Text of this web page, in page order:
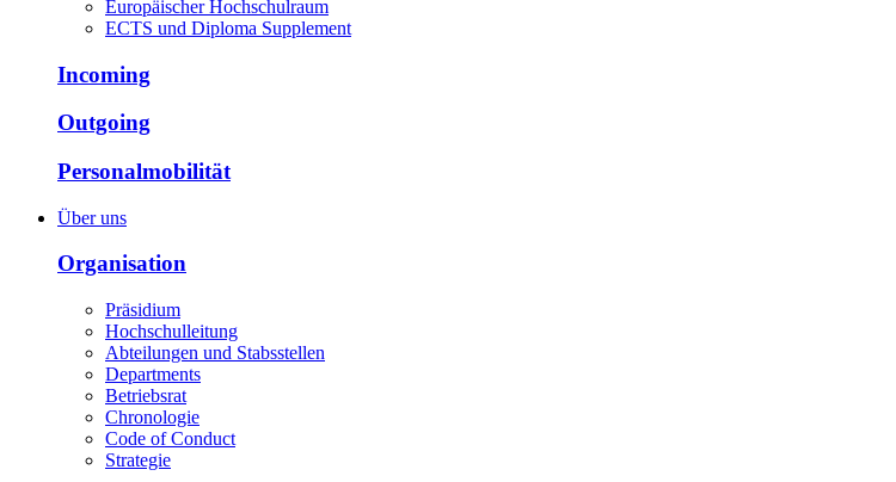
Europäischer Hochschulraum
ECTS und Diploma Supplement
Incoming
Outgoing
Personalmobilität
Über uns
Organisation
Präsidium
Hochschulleitung
Abteilungen und Stabsstellen
Departments
Betriebsrat
Chronologie
Code of Conduct
Strategie